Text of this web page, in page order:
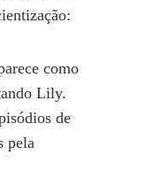
como
Lily.
de
pela